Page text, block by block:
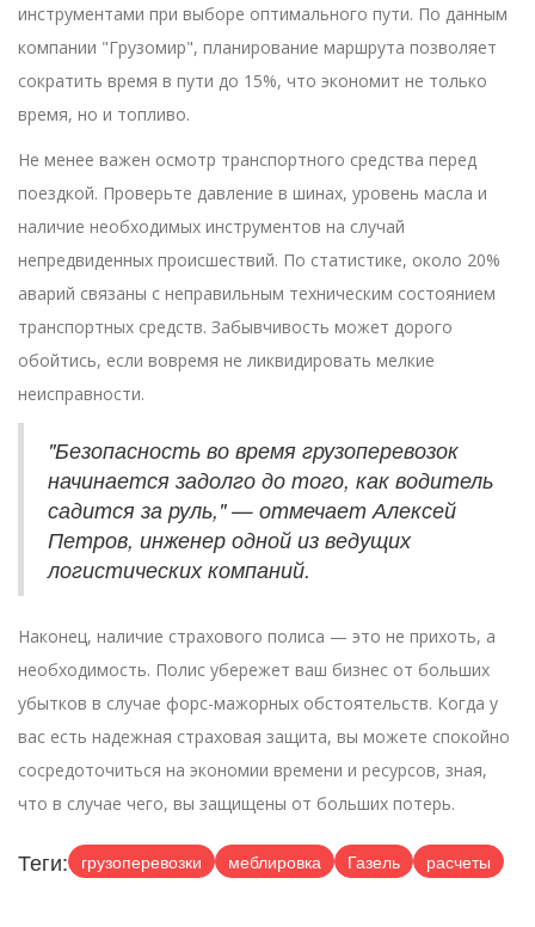
инструментами при выборе оптимального пути. По данным
компании "Грузомир", планирование маршрута позволяет
сократить время в пути до 15%, что экономит не только
время, но и топливо.
Не менее важен осмотр транспортного средства перед
поездкой. Проверьте давление в шинах, уровень масла и
наличие необходимых инструментов на случай
непредвиденных происшествий. По статистике, около 20%
аварий связаны с неправильным техническим состоянием
транспортных средств. Забывчивость может дорого
обойтись, если вовремя не ликвидировать мелкие
неисправности.
"Безопасность во время грузоперевозок
начинается задолго до того, как водитель
садится за руль," — отмечает Алексей
Петров, инженер одной из ведущих
логистических компаний.
Наконец, наличие страхового полиса — это не прихоть, а
необходимость. Полис убережет ваш бизнес от больших
убытков в случае форс-мажорных обстоятельств. Когда у
вас есть надежная страховая защита, вы можете спокойно
сосредоточиться на экономии времени и ресурсов, зная,
что в случае чего, вы защищены от больших потерь.
Теги: грузоперевозки меблировка Газель расчеты